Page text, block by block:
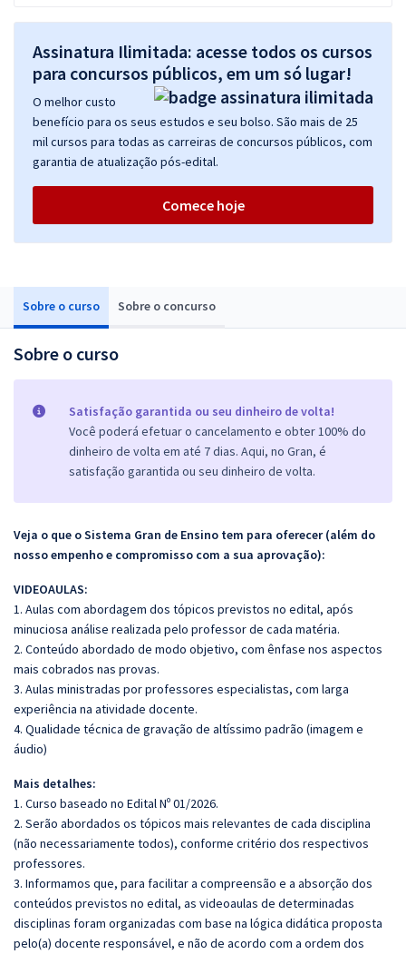
Sobre o curso Sobre o concurso
Sobre o curso
Satisfação garantida ou seu dinheiro de volta!
Você poderá efetuar o cancelamento e obter 100% do
dinheiro de volta em até 7 dias. Aqui, no Gran, é
satisfação garantida ou seu dinheiro de volta.
Veja o que o Sistema Gran de Ensino tem para oferecer (além do
nosso empenho e compromisso com a sua aprovação):
VIDEOAULAS:
1. Aulas com abordagem dos tópicos previstos no edital, após
minuciosa análise realizada pelo professor de cada matéria.
2. Conteúdo abordado de modo objetivo, com ênfase nos aspectos
mais cobrados nas provas.
3. Aulas ministradas por professores especialistas, com larga
experiência na atividade docente.
4. Qualidade técnica de gravação de altíssimo padrão (imagem e
áudio)
Mais detalhes:
1. Curso baseado no Edital Nº 01/2026.
2. Serão abordados os tópicos mais relevantes de cada disciplina
(não necessariamente todos), conforme critério dos respectivos
professores.
3. Informamos que, para facilitar a compreensão e a absorção dos
conteúdos previstos no edital, as videoaulas de determinadas
disciplinas foram organizadas com base na lógica didática proposta
pelo(a) docente responsável, e não de acordo com a ordem dos
Assinatura Ilimitada: acesse todos os cursos
para concursos públicos, em um só lugar!
O melhor custo
benefício para os seus estudos e seu bolso. São mais de 25
mil cursos para todas as carreiras de concursos públicos, com
garantia de atualização pós-edital.
Comece hoje